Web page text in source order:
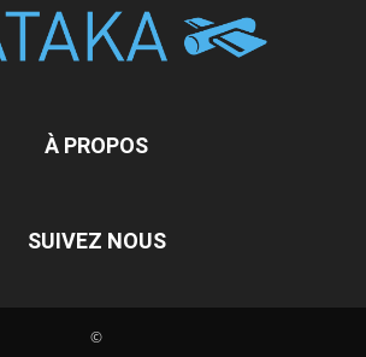
À PROPOS
SUIVEZ NOUS
©